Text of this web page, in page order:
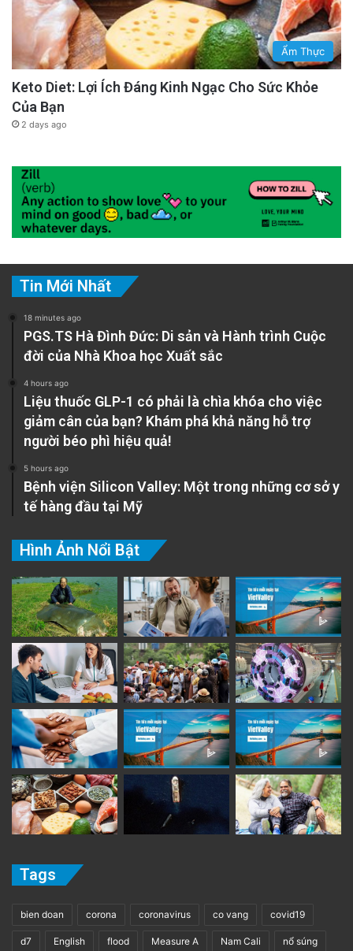
Ẩm Thực
Keto Diet: Lợi Ích Đáng Kinh Ngạc Cho Sức Khỏe
Của Bạn
2 days ago
Tin Mới Nhất
18 minutes ago
PGS.TS Hà Đình Đức: Di sản và Hành trình Cuộc
đời của Nhà Khoa học Xuất sắc
4 hours ago
Liệu thuốc GLP-1 có phải là chìa khóa cho việc
giảm cân của bạn? Khám phá khả năng hỗ trợ
người béo phì hiệu quả!
5 hours ago
Bệnh viện Silicon Valley: Một trong những cơ sở y
tế hàng đầu tại Mỹ
Hình Ảnh Nổi Bật
Tags
bien doan corona coronavirus co vang covid19
d7 English flood Measure A Nam Cali nổ súng